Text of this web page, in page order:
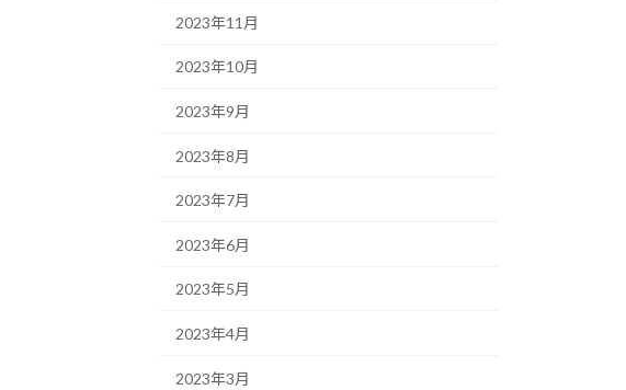
2023年11月
2023年10月
2023年9月
2023年8月
2023年7月
2023年6月
2023年5月
2023年4月
2023年3月